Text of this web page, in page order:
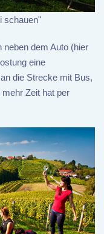
schauen"
dem Auto (hier
eine
die Strecke mit Bus,
Zeit hat per